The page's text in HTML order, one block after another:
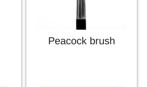
Peacock brush